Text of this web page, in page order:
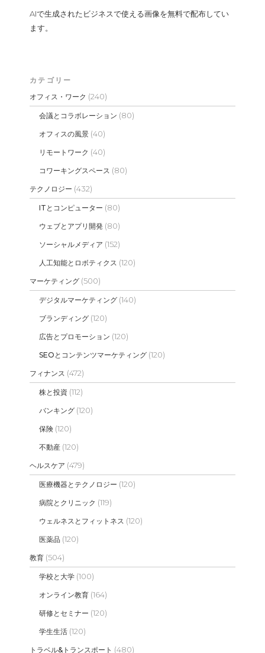
AIで生成されたビジネスで使える画像を無料で配布してい
ます。
カテゴリー
オフィス・ワーク (240)
会議とコラボレーション (80)
オフィスの風景 (40)
リモートワーク (40)
コワーキングスペース (80)
テクノロジー (432)
ITとコンピューター (80)
ウェブとアプリ開発 (80)
ソーシャルメディア (152)
人工知能とロボティクス (120)
マーケティング (500)
デジタルマーケティング (140)
ブランディング (120)
広告とプロモーション (120)
SEOとコンテンツマーケティング (120)
フィナンス (472)
株と投資 (112)
バンキング (120)
保険 (120)
不動産 (120)
ヘルスケア (479)
医療機器とテクノロジー (120)
病院とクリニック (119)
ウェルネスとフィットネス (120)
医薬品 (120)
教育 (504)
学校と大学 (100)
オンライン教育 (164)
研修とセミナー (120)
学生生活 (120)
トラベル&トランスポート (480)